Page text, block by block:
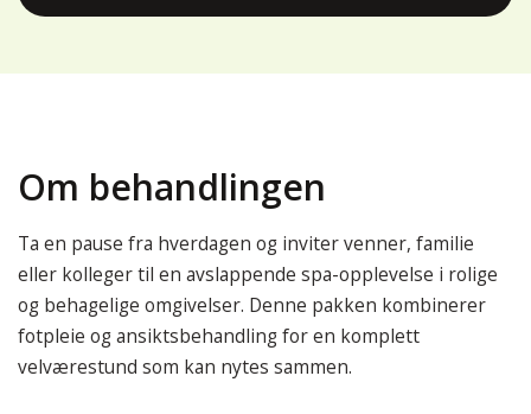
Om behandlingen
Ta en pause fra hverdagen og inviter venner, familie
eller kolleger til en avslappende spa-opplevelse i rolige
og behagelige omgivelser. Denne pakken kombinerer
fotpleie og ansiktsbehandling for en komplett
velværestund som kan nytes sammen.